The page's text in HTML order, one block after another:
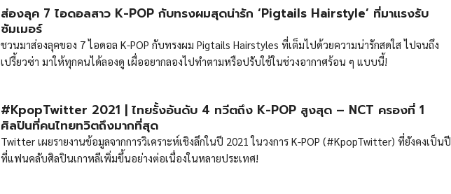
ส่องลุค 7 ไอดอลสาว K-POP กับทรงผมสุดน่ารัก ‘Pigtails Hairstyle’ ที่มาแรงรับ
ซัมเมอร์
ชวนมาส่องลุคของ 7 ไอดอล K-POP กับทรงผม Pigtails Hairstyles ที่เต็มไปด้วยความน่ารักสดใส ไปจนถึง
เปรี้ยวซ่า มาให้ทุกคนได้ลองดู เผื่ออยากลองไปทำตามหรือปรับใช้ในช่วงอากาศร้อน ๆ แบบนี้!
#KpopTwitter 2021 | ไทยรั้งอันดับ 4 ทวีตถึง K-POP สูงสุด – NCT ครองที่ 1
ศิลปินที่คนไทยทวิตถึงมากที่สุด
Twitter เผยรายงานข้อมูลจากการวิเคราะห์เชิงลึกในปี 2021 ในวงการ K-POP (#KpopTwitter) ที่ยังคงเป็นปี
ที่แฟนคลับศิลปินเกาหลีเพิ่มขึ้นอย่างต่อเนื่องในหลายประเทศ!